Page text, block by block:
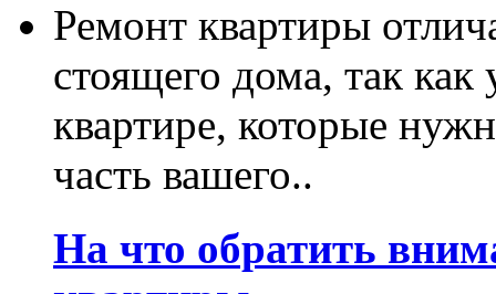
Ремонт квартиры
стоящего дома, так
квартире, которые
часть вашего..
На что обратить